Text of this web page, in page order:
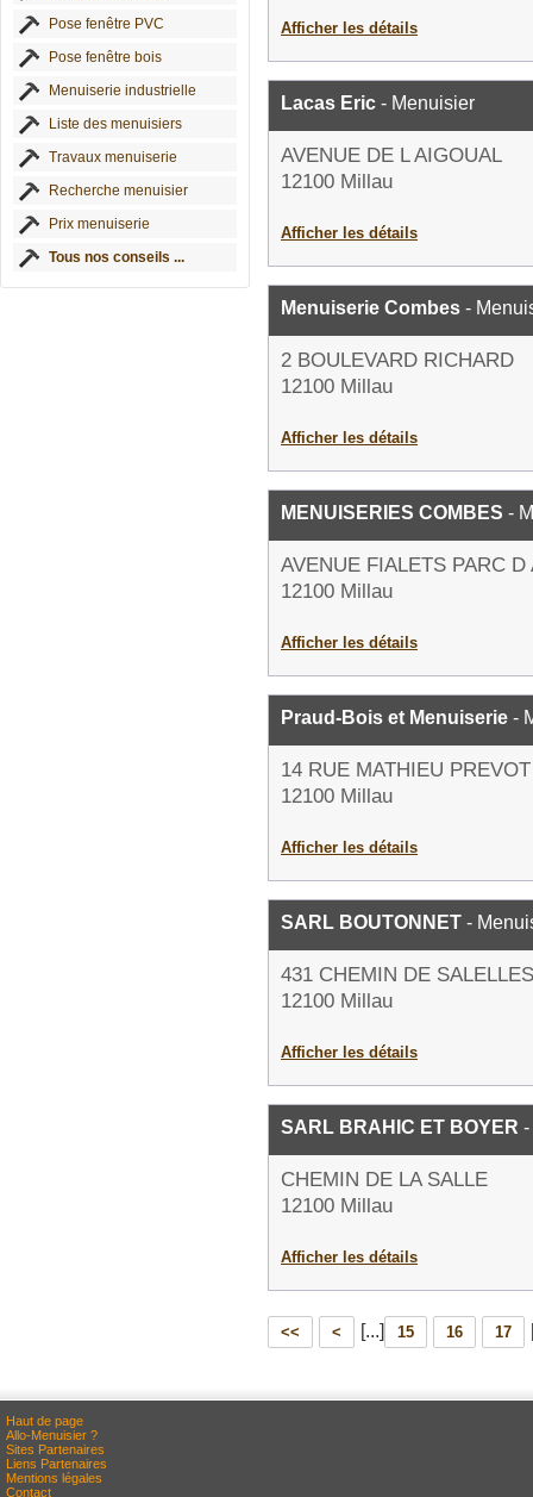
Pose fenêtre PVC
Pose fenêtre bois
Menuiserie industrielle
Liste des menuisiers
Travaux menuiserie
Recherche menuisier
Prix menuiserie
Tous nos conseils ...
Afficher les détails
Lacas Eric - Menuisier
AVENUE DE L AIGOUAL
12100 Millau
Afficher les détails
Menuiserie Combes -
2 BOULEVARD RICHARD
12100 Millau
Afficher les détails
MENUISERIES COMBES -
AVENUE FIALETS PARC
12100 Millau
Afficher les détails
Praud-Bois et Menuiserie -
14 RUE MATHIEU PREVOT
12100 Millau
Afficher les détails
SARL BOUTONNET -
431 CHEMIN DE SALELLES
12100 Millau
Afficher les détails
SARL BRAHIC ET BOYER -
CHEMIN DE LA SALLE
12100 Millau
Afficher les détails
<< < [...] 15 16 17
Haut de page
Allo-Menuisier ?
Sites Partenaires
Liens Partenaires
Mentions légales
Contact